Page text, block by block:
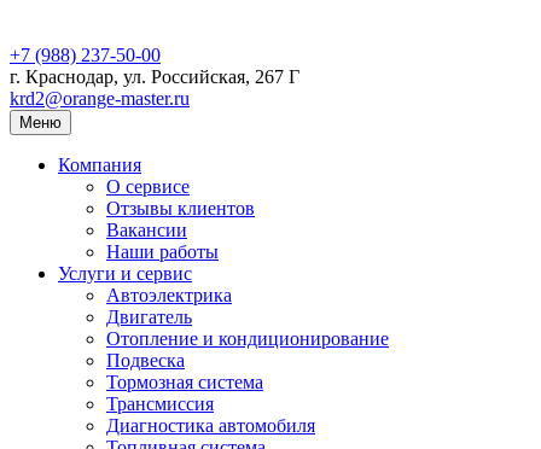
+7 (988) 237-50-00
г. Краснодар, ул. Российская, 267 Г
krd2@orange-master.ru
Меню
Компания
О сервисе
Отзывы клиентов
Вакансии
Наши работы
Услуги и сервис
Автоэлектрика
Двигатель
Отопление и кондиционирование
Подвеска
Тормозная система
Трансмиссия
Диагностика автомобиля